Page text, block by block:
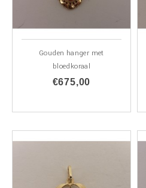
ONLINE
Gouden hanger met
bloedkoraal
€675,00